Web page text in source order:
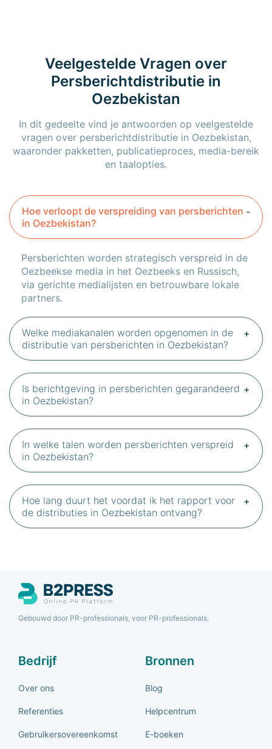
Veelgestelde Vragen over
Persberichtdistributie in
Oezbekistan
In dit gedeelte vind je antwoorden op veelgestelde
vragen over persberichtdistributie in Oezbekistan,
waaronder pakketten, publicatieproces, media-bereik
en taalopties.
Hoe verloopt de verspreiding van persberichten
in Oezbekistan?
Persberichten worden strategisch verspreid in de
Oezbeekse media in het Oezbeeks en Russisch,
via gerichte medialijsten en betrouwbare lokale
partners.
Welke mediakanalen worden opgenomen in de
distributie van persberichten in Oezbekistan?
Is berichtgeving in persberichten gegarandeerd
in Oezbekistan?
In welke talen worden persberichten verspreid
in Oezbekistan?
Hoe lang duurt het voordat ik het rapport voor
de distributies in Oezbekistan ontvang?
Gebouwd door PR-professionals, voor PR-professionals.
Bedrijf
Over ons
Referenties
Gebruikersovereenkomst
Bronnen
Blog
Helpcentrum
E-boeken